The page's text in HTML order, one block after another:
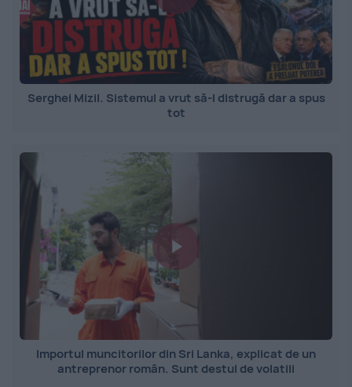
Serghei Mizil. Sistemul a vrut să-l distrugă dar a spus
tot
Importul muncitorilor din Sri Lanka, explicat de un
antreprenor român. Sunt destul de volatili